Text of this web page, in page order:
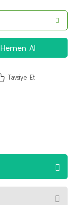
Hemen Al
Tavsiye Et